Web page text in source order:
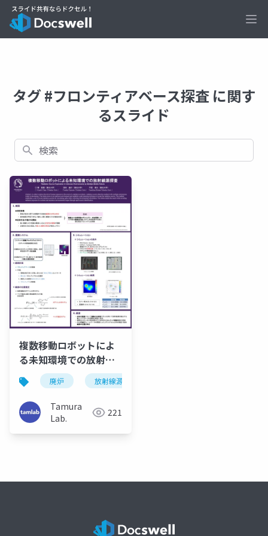
タグ #フロンティアベース探査 に関す
るスライド
検索
複数移動ロボットによ
る未知環境での放射線
源探査（SI2024）
廃炉 放射線源推定
Tamura
Lab.
221